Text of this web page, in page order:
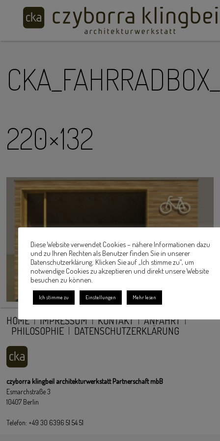
220×132
HOME IMPRESSUM KONTAKT
ANFAHRT
PHILOSOPHIE
DATENSCHUTZERKLÄRUNG
czyborra klingbeil architekturwerkstatt Partnerschaft mbB
Esmarchstraße 3
10407 Berlin
Telefon: +49 30 6396 51 54 51
Diese Website verwendet Cookies – nähere Informationen dazu
und zu Ihren Rechten als Benutzer finden Sie in unserer
Datenschutzerklärung. Klicken Sie auf „Ich stimme zu“, um
notwendige Cookies zu akzeptieren und direkt unsere Website
besuchen zu können.
Ich stimme zu Einstellungen Mehr lesen